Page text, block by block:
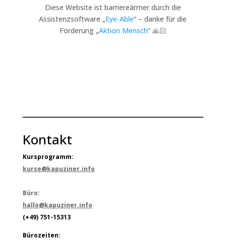
Diese Website ist barriereärmer durch die
Assistenzsoftware „Eye-Able“ – danke für die
Förderung „Aktion Mensch“ 🙏🏻
Kontakt
Kursprogramm:
kurse@kapuziner.info
Büro:
hallo@kapuziner.info
(+49) 751-15313
Bürozeiten: